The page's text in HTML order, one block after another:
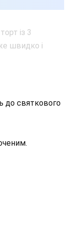
до святкового